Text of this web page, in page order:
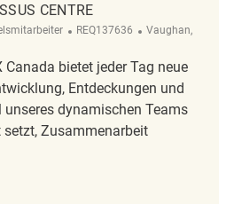
CENTRE
ReqId
REQ137636 Ort
Vaughan,
Canada bietet jeder Tag neue
Entdeckungen und
unseres dynamischen Teams
Zusammenarbeit
Part Time HomeSense Colossus Centre